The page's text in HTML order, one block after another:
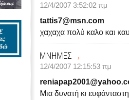
12/4/2007 3:52:02 πμ
tattis7@msn.com
χαχαχα πολύ καλο και
ΜΝΗΜΕΣ
12/4/2007 12:15:53 πμ
Μια δυνατή κι